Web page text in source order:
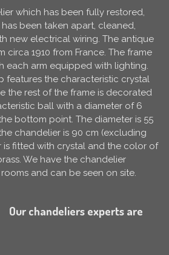
which has been fully restored,
been taken apart, cleaned,
new electrical wiring. The antique
circa 1910 from France. The frame
each arm equipped with lighting.
features the characteristic crystal
the rest of the frame is decorated
ball with a diameter of 6
bottom point. The diameter is 55
chandelier is 90 cm (excluding
is fitted with crystal and the color of
We have the chandelier
and can be seen on site.
chandeliers experts are